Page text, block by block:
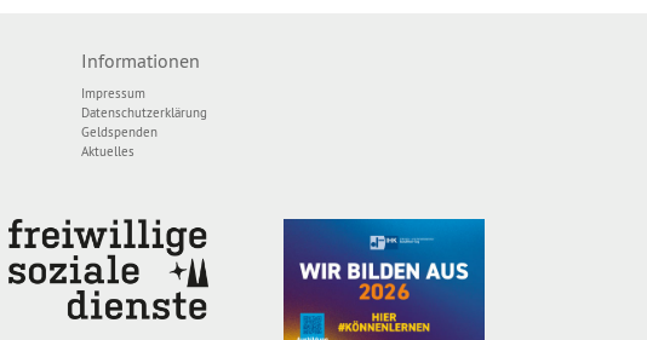
Informationen
Impressum
Datenschutzerklärung
Geldspenden
Aktuelles